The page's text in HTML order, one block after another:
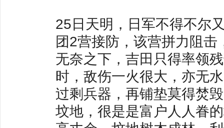
25日天明，日军不得不尔
团2营接防，该营拼力阻
无奈之下，吉田只得率领
时，敌伤一火很大，亦无
过剩兵器，再铺垫莫得焚
坟地，很是是富户人人眷